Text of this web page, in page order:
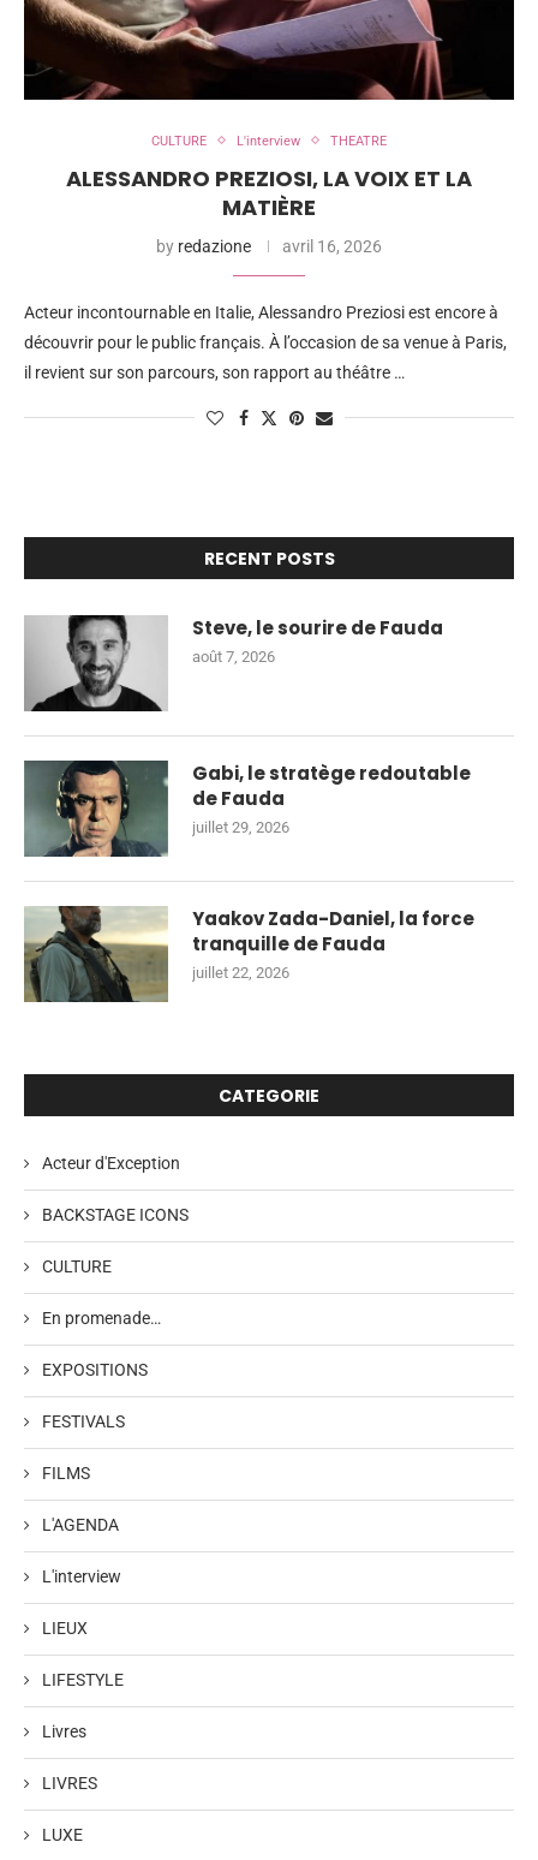
CULTURE L'interview THEATRE
ALESSANDRO PREZIOSI, LA VOIX ET LA
MATIÈRE
by redazione avril 16, 2026
Acteur incontournable en Italie, Alessandro Preziosi est encore à
découvrir pour le public français. À l’occasion de sa venue à Paris,
il revient sur son parcours, son rapport au théâtre …
RECENT POSTS
Steve, le sourire de Fauda
août 7, 2026
Gabi, le stratège redoutable
de Fauda
juillet 29, 2026
Yaakov Zada-Daniel, la force
tranquille de Fauda
juillet 22, 2026
CATEGORIE
Acteur d'Exception
BACKSTAGE ICONS
CULTURE
En promenade…
EXPOSITIONS
FESTIVALS
FILMS
L'AGENDA
L'interview
LIEUX
LIFESTYLE
Livres
LIVRES
LUXE